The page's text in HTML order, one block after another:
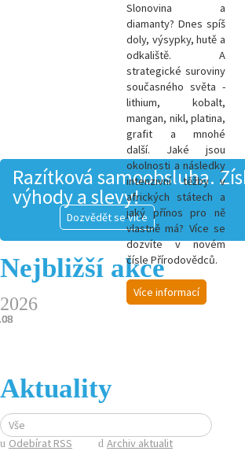
Slonovina a
diamanty? Dnes spíš
doly, výsypky, hutě a
odkaliště. A
strategické suroviny
současného světa -
lithium, kobalt,
mangan, nikl, platina,
grafit a mnohé
další. Jaké jsou
okolnosti a následky
intenzivní těžby v
afrických státech a
jaký přínos pro ně
vlastně má? Více se
dozvíte v novém
čísle Přírodovědců.
Více informací
Razítková samoobsluha.
výhody a slevy!
Dozvědět se více
Nejbližší akce
2026
Aktuality
Vše
Odebírat RSS
Archiv aktualit